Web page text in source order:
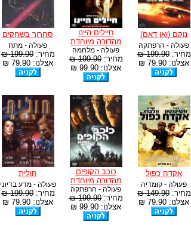
נוקם (ואן דאם)
פעולה - הרפתקה
מחיר:199.90 ₪
אצלנו: 79.90 ₪
חיילים היינו
מהדורה מיוחדת
פעולה - מלחמה
מחיר:199.90 ₪
אצלנו: 99.90 ₪
סחרור בשחקים
פעולה - מתח
מחיר:199.90 ₪
אצלנו: 79.90 ₪
אקדח כפול
פעולה - קומדיה
מחיר:149.90 ₪
אצלנו: 79.90 ₪
כוכב הקופים
מהדורה מיוחדת
פעולה - הרפתקה
מחיר:199.90 ₪
אצלנו: 99.90 ₪
חולית
פעולה - מדע בדיוני
מחיר:199.90 ₪
אצלנו: 79.90 ₪